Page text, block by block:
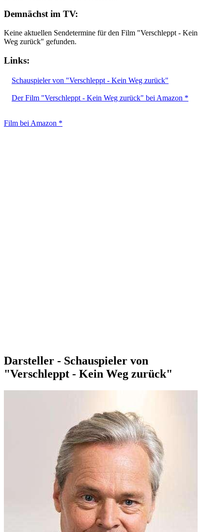
Demnächst im TV:
Keine aktuellen Sendetermine für den Film "Verschleppt - Kein
Weg zurück" gefunden.
Links:
Schauspieler von "Verschleppt - Kein Weg zurück"
Der Film "Verschleppt - Kein Weg zurück" bei Amazon *
Film bei Amazon *
Darsteller - Schauspieler von
"Verschleppt - Kein Weg zurück"